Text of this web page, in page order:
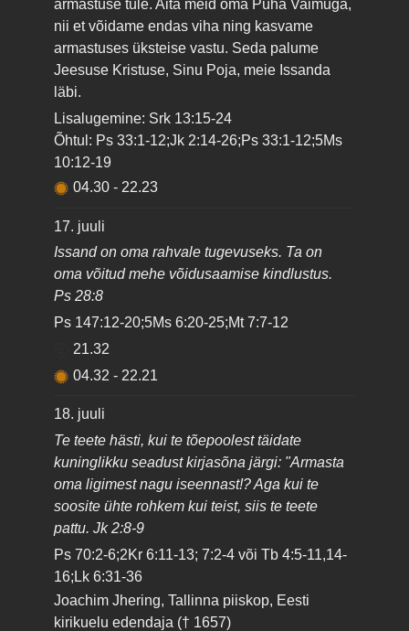
armastuse tule. Aita meid oma Püha Vaimuga,
nii et võidame endas viha ning kasvame
armastuses üksteise vastu. Seda palume
Jeesuse Kristuse, Sinu Poja, meie Issanda
läbi.
Lisalugemine: Srk 13:15-24
Õhtul: Ps 33:1-12;Jk 2:14-26;Ps 33:1-12;5Ms
10:12-19
04.30- 22.23
17. juuli
Issand on oma rahvale tugevuseks. Ta on
oma võitud mehe võidusaamise kindlustus.
Ps 28:8
Ps 147:12-20;5Ms 6:20-25;Mt 7:7-12
21.32
04.32- 22.21
18. juuli
Te teete hästi, kui te tõepoolest täidate
kuninglikku seadust kirjasõna järgi: "Armasta
oma ligimest nagu iseennast!? Aga kui te
soosite ühte rohkem kui teist, siis te teete
pattu. Jk 2:8-9
Ps 70:2-6;2Kr 6:11-13; 7:2-4 või Tb 4:5-11,14-
16;Lk 6:31-36
Joachim Jhering, Tallinna piiskop, Eesti
kirikuelu edendaja († 1657)